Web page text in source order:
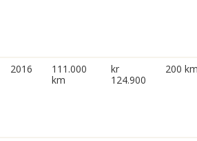
2016
111.000
km
kr
124.900
200 km